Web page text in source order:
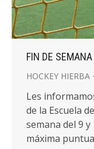
FIN DE
HOCKEY HIERBA
Les
de la Escuela
semana del 9
máxima